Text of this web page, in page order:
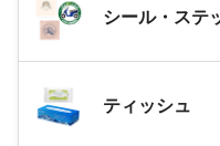
シール・ステ
ティッシュ